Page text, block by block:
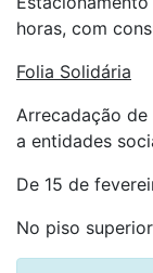
horas, com
Folia Solidária
Arrecadação
a entidades
De 15 de
No piso